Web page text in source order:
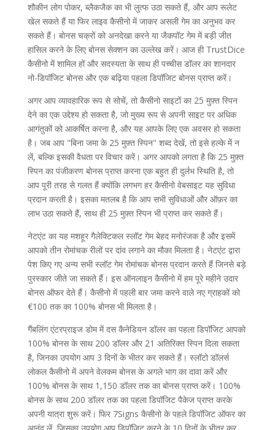
शौकीन लोग पोकर, ब्लैकजैक का भी लुत्फ उठा सकते हैं, और आप रूलेट
खेल सकते हैं या फिर लाइव कैसीनो में जाकर असली गेम का अनुभव कर
सकते हैं। बोनस चक्रों को अनदेखा करने या जैकपॉट गेम में बड़ी जीत
हासिल करने के लिए बोनस सेक्शन का उल्लेख करें। आज ही TrustDice
कैसीनो में शामिल हों और सदस्यता के साथ ही पच्चीस डॉलर का शानदार
नो-डिपॉजिट बोनस और एक बढ़िया पहला डिपॉजिट बोनस प्राप्त करें।
अगर आप व्यावहारिक रूप से सोचें, तो कैसीनो साइटों का 25 मुफ़्त स्पिन
देने का एक उद्देश्य हो सकता है, जो मुख्य रूप से अपनी साइट पर अधिक
आगंतुकों को आकर्षित करना है, और यह आपके लिए एक अवसर हो सकता
है। जब आप "बिना जमा के 25 मुफ़्त स्पिन" शब्द देखें, तो इसे हल्के में न
लें, बल्कि इसकी वैधता पर विचार करें। अगर आपको लगता है कि 25 मुफ़्त
स्पिन का पंजीकरण बोनस प्राप्त करना एक बहुत ही दुर्लभ स्थिति है, तो
आप पूरी तरह से गलत हैं क्योंकि लगभग हर कैसीनो वेबसाइट यह सुविधा
प्रदान करती है। इसका मतलब है कि आप सभी सुविधाओं और ऑफ़र का
लाभ उठा सकते हैं, साथ ही 25 मुफ़्त स्पिन भी प्राप्त कर सकते हैं।
नेटएंट का यह मशहूर गैलेक्टिकल स्लॉट गेम बेहद मनोरंजक है और इसमें
आपको तीन रोमांचक रीलों पर दांव लगाने का मौका मिलता है। नेटएंट द्वारा
पेश किए गए अन्य सभी स्लॉट गेम रोमांचक बोनस प्रदान करते हैं जिनसे बड़े
पुरस्कार जीते जा सकते हैं। इस ऑनलाइन कैसीनो में हम पूरे महीने उदार
बोनस ऑफर देते हैं। कैसीनो में पहली बार जमा करने वाले नए ग्राहकों को
€100 तक का 100% बोनस भी मिलता है।
गैंबलिंग एंटरप्राइज डोम में दस कैनेडियन डॉलर का पहला डिपॉजिट आपको
100% बोनस के साथ 200 डॉलर और 21 अतिरिक्त स्पिन दिला सकता
है, जिनका उपयोग आप 3 दिनों के भीतर कर सकते हैं। स्लॉटो डॉलर्स
लोकल कैसीनो में अपने वेलकम बोनस के अगले भाग का दावा करें और
100% बोनस के साथ 1,150 डॉलर तक का बोनस प्राप्त करें। 100%
बोनस के साथ 200 डॉलर तक का पहला डिपॉजिट पैकेज प्राप्त करके
अपनी यात्रा शुरू करें। फिर 7Signs कैसीनो के पहले डिपॉजिट ऑफर का
आनंद लें, जिसका उपयोग आप डिपॉजिट करने के 10 दिनों के भीतर कर